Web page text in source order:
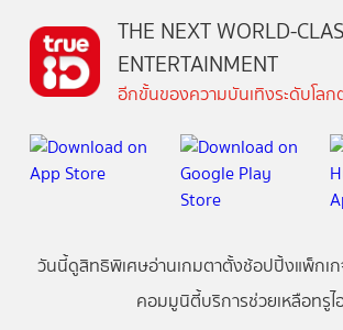
THE NEXT WORLD-
ENTERTAINMENT
อีกขั้นของความบันเทิงระดับโล
วันนี้ดูสิทธิพิเศษอ่านเกมตาตั้งช้อปปิ้งแพ็กเ
คอมมูนิตี้บริการช่วยเหลือทรูไ